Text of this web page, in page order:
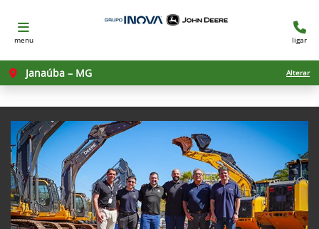
menu ligar
Janaúba – MG Alterar